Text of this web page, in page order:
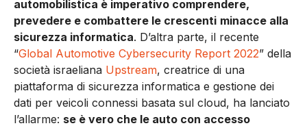
automobilistica è imperativo comprendere,
prevedere e combattere le crescenti minacce alla
sicurezza informatica. D’altra parte, il recente
“Global Automotive Cybersecurity Report 2022” della
società israeliana Upstream, creatrice di una
piattaforma di sicurezza informatica e gestione dei
dati per veicoli connessi basata sul cloud, ha lanciato
l’allarme: se è vero che le auto con accesso